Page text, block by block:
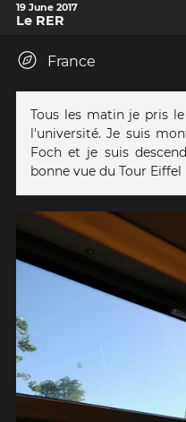
19 June 2017
Le RER
France
Tous les matin je pris
l'université. Je suis
Foch et je suis
bonne vue du Tour